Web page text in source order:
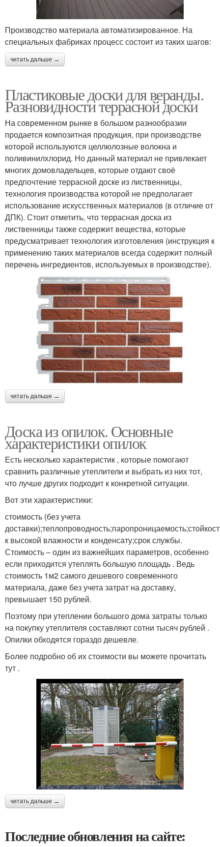
Производство материала автоматизированное. На
специальных фабриках процесс состоит из таких шагов:
читать дальше →
Пластиковые доски для веранды.
Разновидности террасной доски
На современном рынке в большом разнообразии
продается композитная продукция, при производстве
которой используются целлюлозные волокна и
поливинилхлорид. Но данный материал не привлекает
многих домовладельцев, которые отдают своё
предпочтение террасной доске из лиственницы,
технология производства которой не предполагает
использование искусственных материалов (в отличие от
ДПК). Стоит отметить, что террасная доска из
лиственницы также содержит вещества, которые
предусматривает технология изготовления (инструкция к
применению таких материалов всегда содержит полный
перечень ингредиентов, используемых в производстве).
читать дальше →
Доска из опилок. Основные
характеристики опилок
Есть несколько характеристик , которые помогают
сравнить различные утеплители и выбрать из них тот,
что лучше других подходит к конкретной ситуации.
Вот эти характеристики:
стоимость (без учета
к высокой влажности и конденсату;срок службы.
Стоимость – один из важнейших параметров, особенно
если приходится утеплять большую площадь . Ведь
стоимость 1м2 самого дешевого современного
материала, даже без учета затрат на доставку,
превышает 150 рублей.
Поэтому при утеплении большого дома затраты только
на покупку утеплителя составляют сотни тысяч рублей .
Опилки обходятся гораздо дешевле.
Более подробно об их стоимости вы можете прочитать
тут .
читать дальше →
Последние обновления на сайте: